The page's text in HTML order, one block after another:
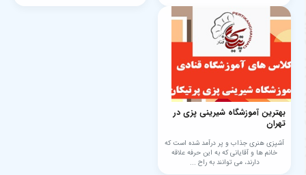
بهترین آموزشگاه شیرینی پزی در
تهران
آشپزی هنری جذاب و پر درآمد شده است که
خانم ها و آقایانی که به این حرفه علاقه
دارند، می توانند به راح ...